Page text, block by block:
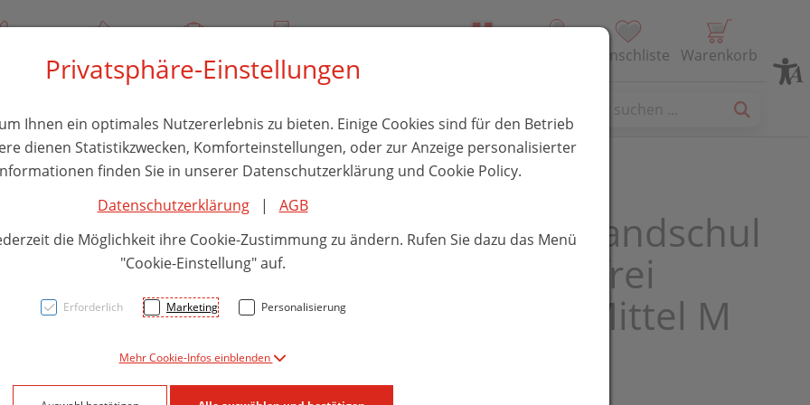
Über uns Rezept-Anfrage Service Wunschliste Warenkorb
Untersuchungshandschuhe
Peha/soft/puderfrei
Syntex Unsteril Mittel M
Privatsphäre-Einstellungen
Ihnen ein optimales Nutzererlebnis zu bieten. Einige Cookies sind für den Betrieb
dienen Statistikzwecken, Komforteinstellungen, oder zur Anzeige personalisierter
finden Sie in unserer Datenschutzerklärung und Cookie Policy.
Datenschutzerklärung| AGB
die Möglichkeit ihre Cookie-Zustimmung zu ändern. Rufen Sie dazu das Menü
"Cookie-Einstellung" auf.
Erforderlich Marketing Personalisierung
Mehr Cookie-Infos einblenden